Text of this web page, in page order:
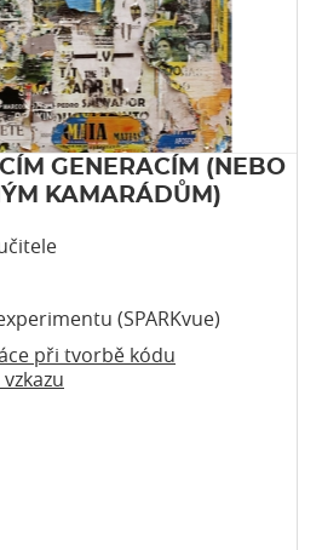
GENERACÍM (NEBO
KAMARÁDŮM)
(SPARKvue)
při tvorbě kódu